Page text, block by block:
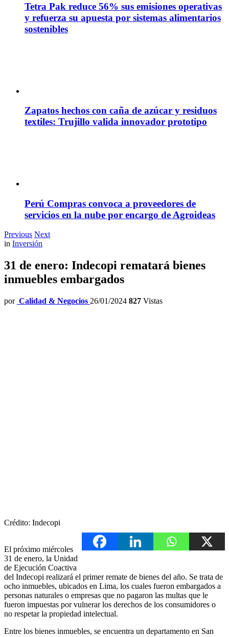
Tetra Pak reduce 56% sus emisiones operativas
y refuerza su apuesta por sistemas alimentarios
sostenibles
Zapatos hechos con caña de azúcar y residuos
textiles: Trujillo valida innovador prototipo
Perú Compras convoca a proveedores de
servicios en la nube por encargo de Agroideas
Previous Next
in Inversión
31 de enero: Indecopi rematará bienes
inmuebles embargados
por Calidad & Negocios 26/01/2024 827 Vistas
Crédito: Indecopi
El próximo miércoles
31 de enero, la Unidad
de Ejecución Coactiva
del Indecopi realizará el primer remate de bienes del año. Se trata de
ocho inmuebles, ubicados en Lima, los cuales fueron embargados a
personas naturales o empresas que no pagaron las multas que le
fueron impuestas por vulnerar los derechos de los consumidores o
no respetar la propiedad intelectual.
Entre los bienes inmuebles, se encuentra un departamento en San